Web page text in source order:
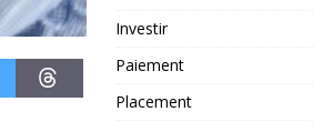
Investir
Paiement
Placement